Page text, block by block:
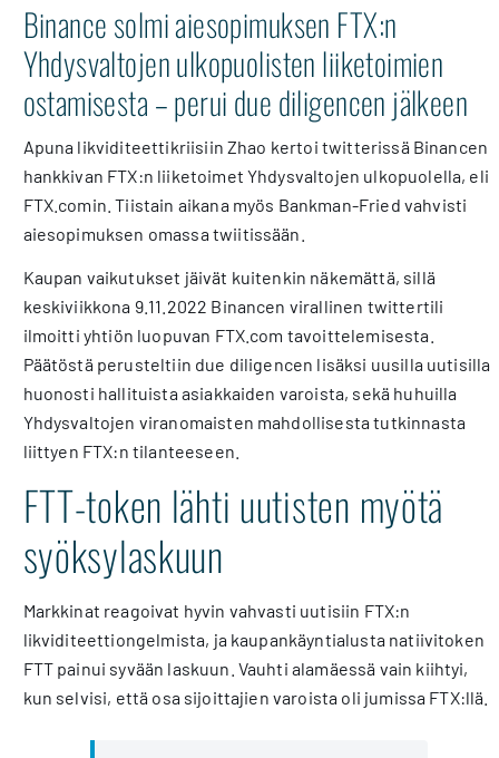
Binance solmi aiesopimuksen FTX:n
Yhdysvaltojen ulkopuolisten liiketoimien
ostamisesta – perui due diligencen jälkeen
Apuna likviditeettikriisiin Zhao kertoi twitterissä Binancen
hankkivan FTX:n liiketoimet Yhdysvaltojen ulkopuolella, eli
FTX.comin. Tiistain aikana myös Bankman-Fried vahvisti
aiesopimuksen omassa twiitissään.
Kaupan vaikutukset jäivät kuitenkin näkemättä, sillä
keskiviikkona 9.11.2022 Binancen virallinen twittertili
ilmoitti yhtiön luopuvan FTX.com tavoittelemisesta.
Päätöstä perusteltiin due diligencen lisäksi uusilla uutisilla
huonosti hallituista asiakkaiden varoista, sekä huhuilla
Yhdysvaltojen viranomaisten mahdollisesta tutkinnasta
liittyen FTX:n tilanteeseen.
FTT-token lähti uutisten myötä
syöksylaskuun
Markkinat reagoivat hyvin vahvasti uutisiin FTX:n
likviditeettiongelmista, ja kaupankäyntialusta natiivitoken
FTT painui syvään laskuun. Vauhti alamäessä vain kiihtyi,
kun selvisi, että osa sijoittajien varoista oli jumissa FTX:llä.